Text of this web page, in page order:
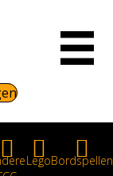
LegoBordspellen